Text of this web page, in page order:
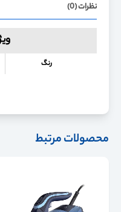
نظرات (0)
رنگ
محصولات مرتبط